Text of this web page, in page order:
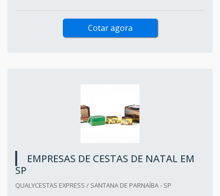
Cotar agora
EMPRESAS DE CESTAS DE NATAL EM
SP
QUALYCESTAS EXPRESS / SANTANA DE PARNAÍBA - SP